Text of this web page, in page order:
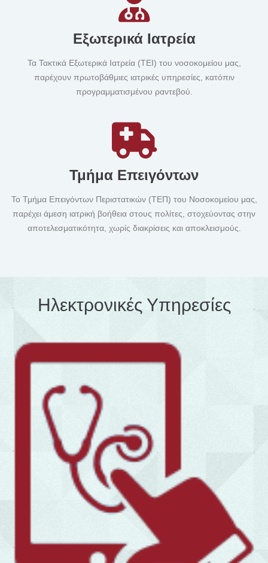
Εξωτερικά Ιατρεία
Τα Τακτικά Εξωτερικά Ιατρεία (ΤΕΙ) του νοσοκομείου μας,
παρέχουν πρωτοβάθμιες ιατρικές υπηρεσίες, κατόπιν
προγραμματισμένου ραντεβού.
Τμήμα Επειγόντων
Το Τμήμα Επειγόντων Περιστατικών (ΤΕΠ) του Νοσοκομείου μας,
παρέχει άμεση ιατρική βοήθεια στους πολίτες, στοχεύοντας στην
αποτελεσματικότητα, χωρίς διακρίσεις και αποκλεισμούς.
Ηλεκτρονικές Υπηρεσίες